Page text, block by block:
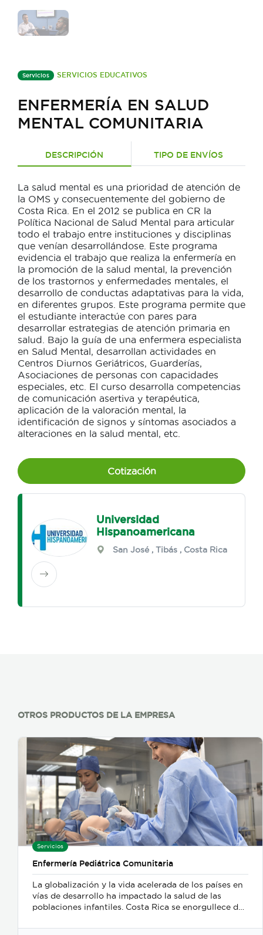
Servicios SERVICIOS EDUCATIVOS
ENFERMERÍA EN SALUD
MENTAL COMUNITARIA
DESCRIPCIÓN TIPO DE ENVÍOS
La salud mental es una prioridad de atención de
la OMS y consecuentemente del gobierno de
Costa Rica. En el 2012 se publica en CR la
Política Nacional de Salud Mental para articular
todo el trabajo entre instituciones y disciplinas
que venían desarrollándose. Este programa
evidencia el trabajo que realiza la enfermería en
la promoción de la salud mental, la prevención
de los trastornos y enfermedades mentales, el
desarrollo de conductas adaptativas para la vida,
en diferentes grupos. Este programa permite que
el estudiante interactúe con pares para
desarrollar estrategias de atención primaria en
salud. Bajo la guía de una enfermera especialista
en Salud Mental, desarrollan actividades en
Centros Diurnos Geriátricos, Guarderías,
Asociaciones de personas con capacidades
especiales, etc. El curso desarrolla competencias
de comunicación asertiva y terapéutica,
aplicación de la valoración mental, la
identificación de signos y síntomas asociados a
alteraciones en la salud mental, etc.
Cotización
Universidad
Hispanoamericana
San José ,Tibás , Costa Rica
OTROS PRODUCTOS DE LA EMPRESA
Servicios
Enfermería Pediátrica Comunitaria
La globalización y la vida acelerada de los países en
vías de desarrollo ha impactado la salud de las
poblaciones infantiles. Costa Rica se enorgullece de
mundial, la esperanza de vida al nacer supera los 70